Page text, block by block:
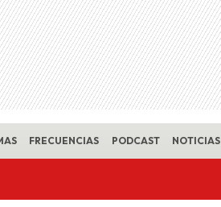
FRECUENCIAS PODCAST NOTICIAS